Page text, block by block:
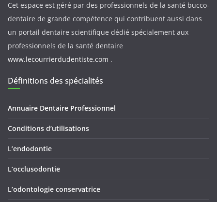
Cet espace est géré par des professionnels de la santé bucco-
dentaire de grande compétence qui contribuent aussi dans
un portail dentaire scientifique dédié spécialement aux
professionnels de la santé dentaire
www.lecourrierdudentiste.com .
Définitions des spécialités
Annuaire Dentaire Professionnel
Conditions d’utilisations
L’endodontie
L’occlusodontie
L’odontologie conservatrice